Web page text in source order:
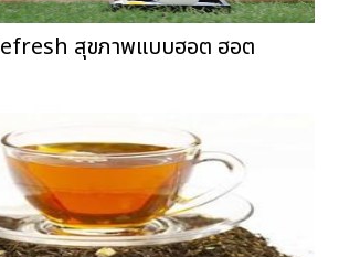
สุขภาพแบบฮอต ฮอต